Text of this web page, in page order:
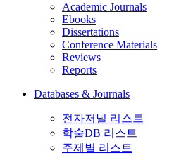
Academic Journals
Ebooks
Dissertations
Conference Materials
Reviews
Reports
Databases & Journals
전자저널 리스트
학술DB 리스트
주제별 리스트